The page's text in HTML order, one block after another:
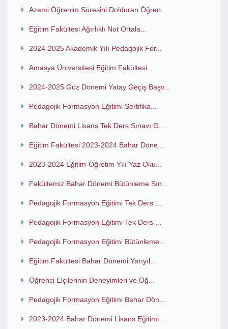
Azami Öğrenim Süresini Dolduran Öğren...
Eğitim Fakültesi Ağırlıklı Not Ortala...
2024-2025 Akademik Yılı Pedagojik For...
Amasya Üniversitesi Eğitim Fakültesi ...
2024-2025 Güz Dönemi Yatay Geçiş Başv...
Pedagojik Formasyon Eğitimi Sertifika...
Bahar Dönemi Lisans Tek Ders Sınavı G...
Eğitim Fakültesi 2023-2024 Bahar Döne...
2023-2024 Eğitim-Öğretim Yılı Yaz Oku...
Fakültemiz Bahar Dönemi Bütünleme Sın...
Pedagojik Formasyon Eğitimi Tek Ders ...
Pedagojik Formasyon Eğitimi Tek Ders ...
Pedagojik Formasyon Eğitimi Bütünleme...
Eğitim Fakültesi Bahar Dönemi Yarıyıl...
Öğrenci Elçilerinin Deneyimleri ve Öğ...
Pedagojik Formasyon Eğitimi Bahar Dön...
2023-2024 Bahar Dönemi Lisans Eğitimi...